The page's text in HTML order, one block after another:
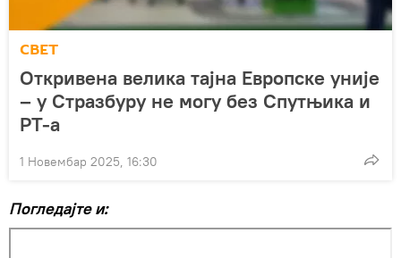
СВЕТ
Откривена велика тајна Европске уније
– у Стразбуру не могу без Спутњика и
РТ-а
1 Новембар 2025, 16:30
Погледајте и: